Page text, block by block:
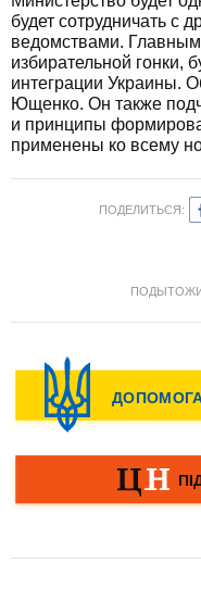
будет сотрудничать с
ведомствами.
избирательной гонки,
интеграции Украины.
Ющенко. Он также
и принципы
применены ко всему
ПОДЕЛИТЬСЯ: